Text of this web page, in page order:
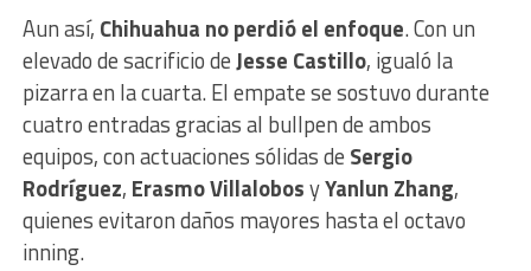
Aun así, Chihuahua no perdió el enfoque. Con un
elevado de sacrificio deJesse Castillo, igualó la
pizarra en la cuarta. El empate se sostuvo durante
cuatro entradas gracias al bullpen de ambos
equipos, con actuaciones sólidas de Sergio
Rodríguez, Erasmo VillalobosyYanlun Zhang,
quienes evitaron daños mayores hasta el octavo
inning.